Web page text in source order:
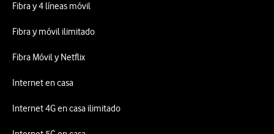
Fibra y 4 líneas móvil
Fibra y móvil ilimitado
Fibra Móvil y Netflix
Internet en casa
Internet 4G en casa ilimitado